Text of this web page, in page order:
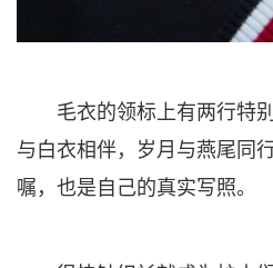
毛衣的领标上有两行特
与白衣相伴，岁月与燕尾同
嘱，也是自己的真实写照。